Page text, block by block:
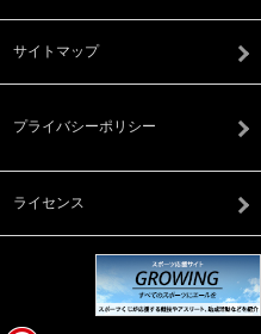
サイトマップ
プライバシーポリシー
ライセンス